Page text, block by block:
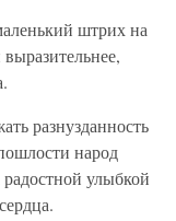
штрих на
разнузданность
народ
улыбкой